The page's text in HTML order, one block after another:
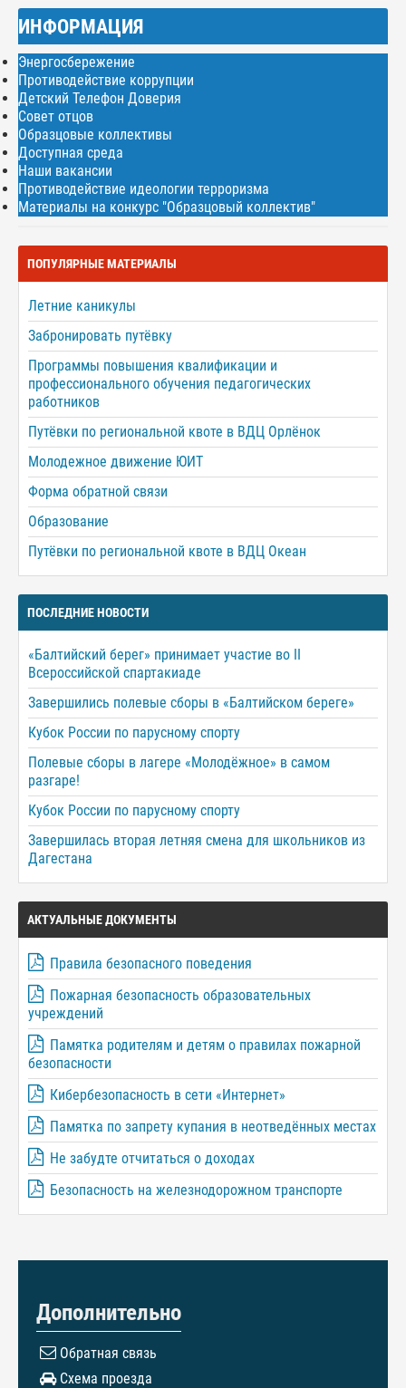
ИНФОРМАЦИЯ
Энергосбережение
Противодействие коррупции
Детский Телефон Доверия
Совет отцов
Образцовые коллективы
Доступная среда
Наши вакансии
Противодействие идеологии терроризма
Материалы на конкурс "Образцовый коллектив"
ПОПУЛЯРНЫЕ МАТЕРИАЛЫ
Летние каникулы
Забронировать путёвку
Программы повышения квалификации и
профессионального обучения педагогических
работников
Путёвки по региональной квоте в ВДЦ Орлёнок
Молодежное движение ЮИТ
Форма обратной связи
Образование
Путёвки по региональной квоте в ВДЦ Океан
ПОСЛЕДНИЕ НОВОСТИ
«Балтийский берег» принимает участие во II
Всероссийской спартакиаде
Завершились полевые сборы в «Балтийском береге»
Кубок России по парусному спорту
Полевые сборы в лагере «Молодёжное» в самом
разгаре!
Кубок России по парусному спорту
Завершилась вторая летняя смена для школьников из
Дагестана
АКТУАЛЬНЫЕ ДОКУМЕНТЫ
Правила безопасного поведения
Пожарная безопасность образовательных
учреждений
Памятка родителям и детям о правилах пожарной
безопасности
Кибербезопасность в сети «Интернет»
Памятка по запрету купания в неотведённых местах
Не забудте отчитаться о доходах
Безопасность на железнодорожном транспорте
Дополнительно
Обратная связь
Схема проезда